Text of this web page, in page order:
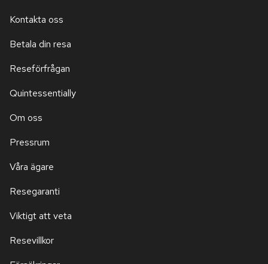
Kontakta oss
Betala din resa
Reseförfrågan
Quintessentially
Om oss
Pressrum
Våra ägare
Resegaranti
Viktigt att veta
Resevillkor